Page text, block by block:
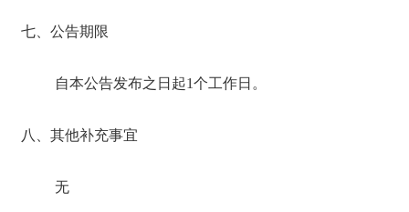
或儿童餐饮相关经验，熟悉儿童营养搭配。
真负责，有耐心、爱心，团队协作能力强。
③岗位职责：根据幼儿园膳食标准，配合园保健医科学制
七、公告期限
自本公告发布之日起1个工作日。
八、其他补充事宜
无